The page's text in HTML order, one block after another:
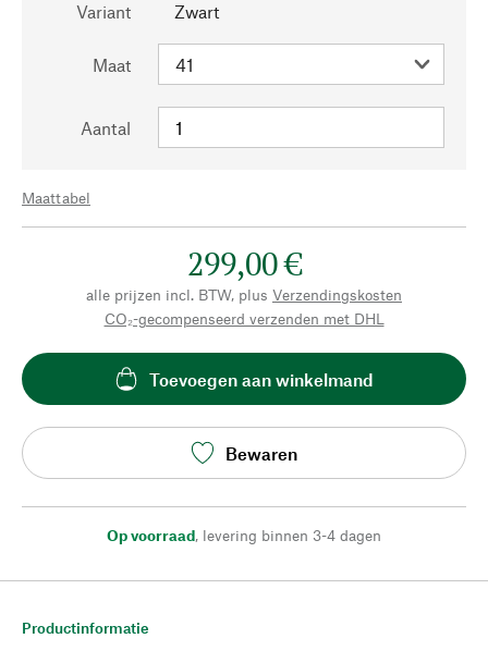
Variant Zwart
Maat
Aantal
Maattabel
299,00 €
alle prijzen incl. BTW, plus Verzendingskosten
CO₂-gecompenseerd verzenden met DHL
Toevoegen aan winkelmand
Bewaren
Op voorraad, levering binnen 3-4 dagen
Productinformatie